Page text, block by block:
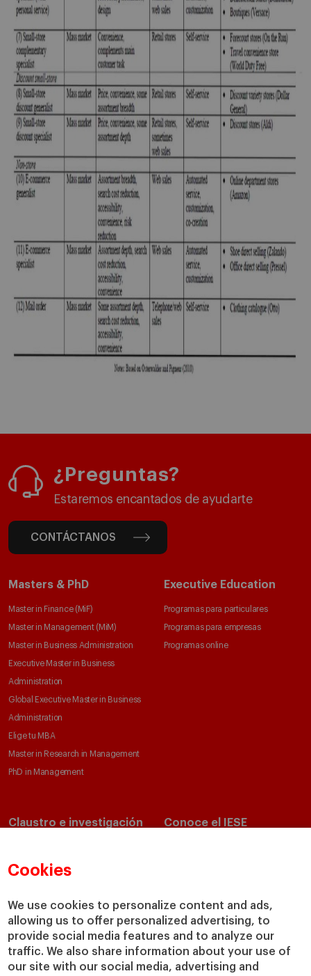
Cookies
We use cookies to personalize content and ads,
allowing us to offer personalized advertising, to
provide social media features and to analyze our
traffic. We also share information about your use of
our site with our social media, advertising and
¿Preguntas?
Estaremos encantados de ayudarte
CONTÁCTANOS
Masters & PhD
Master in Finance (MiF)
Master in Management (MiM)
Master in Business Administration
Executive Master in Business
Administration
Global Executive Master in Business
Administration
Elige tu MBA
Master in Research in Management
PhD in Management
Executive Education
Programas para particulares
Programas para empresas
Programas online
Claustro e investigación
Departamentos académicos
Cátedras
IESE Insight
IESE Publishing
Conoce el IESE
Nuestro impacto
Colabora con el IESE
Servicios
Biblioteca